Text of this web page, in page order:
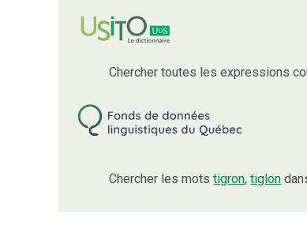
Chercher toutes les expressions
Chercher les motstigron,tiglon